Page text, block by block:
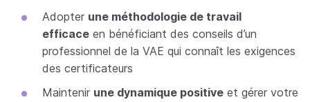
Adopter une méthodologie de travail
efficace en bénéficiant des conseils d’un
professionnel de la VAE qui connaît les exigences
des certificateurs
Maintenir une dynamique positive et gérer votre